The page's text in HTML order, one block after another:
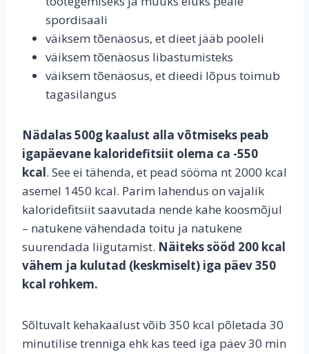
spordisaali
väiksem tõenäosus, et dieet jääb pooleli
väiksem tõenäosus libastumisteks
väiksem tõenäosus, et dieedi lõpus toimub
tagasilangus
Nädalas 500g kaalust alla võtmiseks peab
igapäevane kaloridefitsiit olema ca -550
kcal. See ei tähenda, et pead sööma nt 2000 kcal
asemel 1450 kcal. Parim lahendus on vajalik
kaloridefitsiit saavutada nende kahe koosmõjul
– natukene vähendada toitu ja natukene
suurendada liigutamist. Näiteks sööd 200 kcal
vähem ja kulutad (keskmiselt) iga päev 350
kcal rohkem.
Sõltuvalt kehakaalust võib 350 kcal põletada 30
minutilise trenniga ehk kas teed iga päev 30 min